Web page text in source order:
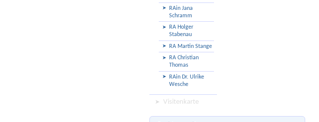
RAin Jana
Schramm
RA Holger
Stabenau
RA Martin Stange
RA Christian
Thomas
RAin Dr. Ulrike
Wesche
Visitenkarte